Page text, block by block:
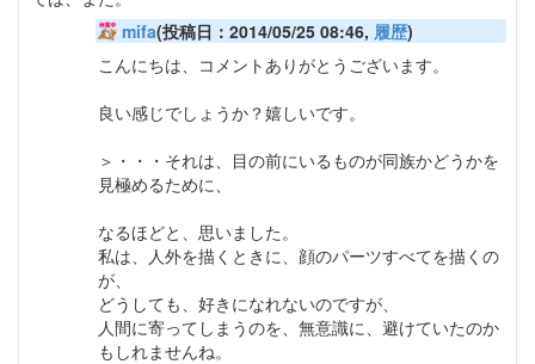
mifa(投稿日：2014/05/25 08:46, 履歴)
こんにちは、コメントありがとうございます。
良い感じでしょうか？嬉しいです。
＞・・・それは、目の前にいるものが同族かどうかを
見極めるために、
なるほどと、思いました。
私は、人外を描くときに、顔のパーツすべてを描くの
が、
どうしても、好きになれないのですが、
人間に寄ってしまうのを、無意識に、避けていたのか
もしれませんね。